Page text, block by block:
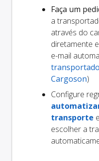
Faça um
a
através do
diretamente
e-mail
Cargoson)
Configure
transporte
escolher a